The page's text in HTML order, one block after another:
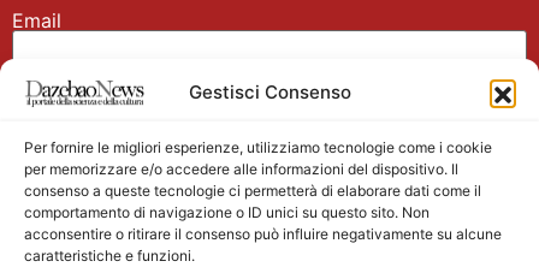
Gestisci Consenso
Per fornire le migliori esperienze, utilizziamo tecnologie come i cookie
per memorizzare e/o accedere alle informazioni del dispositivo. Il
consenso a queste tecnologie ci permetterà di elaborare dati come il
comportamento di navigazione o ID unici su questo sito. Non
acconsentire o ritirare il consenso può influire negativamente su alcune
caratteristiche e funzioni.
Email
Nome